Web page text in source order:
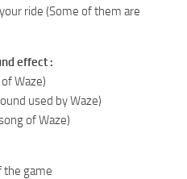
ride (Some of them are
effect :
Waze)
used by Waze)
of Waze)
the game